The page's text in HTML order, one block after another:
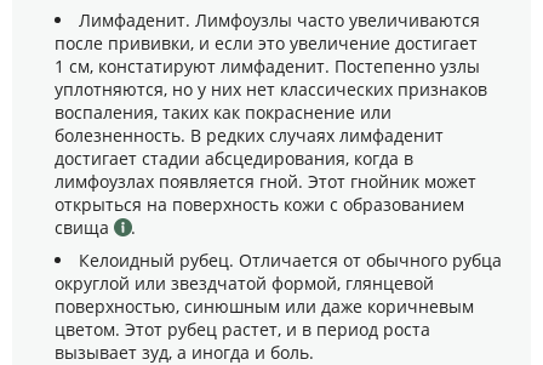
Лимфаденит. Лимфоузлы часто увеличиваются
после прививки, и если это увеличение достигает
1 см, констатируют лимфаденит. Постепенно узлы
уплотняются, но у них нет классических признаков
воспаления, таких как покраснение или
болезненность. В редких случаях лимфаденит
достигает стадии абсцедирования, когда в
лимфоузлах появляется гной. Этот гнойник может
открыться на поверхность кожи с образованием
свища
.
Келоидный рубец. Отличается от обычного рубца
округлой или звездчатой формой, глянцевой
поверхностью, синюшным или даже коричневым
цветом. Этот рубец растет, и в период роста
вызывает зуд, а иногда и боль.